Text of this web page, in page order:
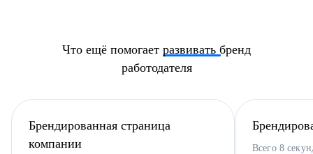
Что ещё помогает развивать бренд
работодателя
Брендированная страница
компании
Всего 8